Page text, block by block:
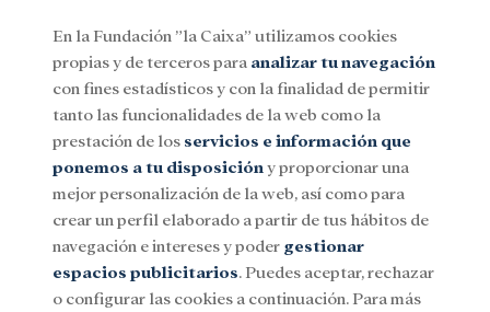
Menu
SocialInvestigación y becasCultura
Cine
En la Fundación ”la Caixa” utilizamos cookies
propias y de terceros para analizar tu navegación
con fines estadísticos y con la finalidad de permitir
tanto las funcionalidades de la web como la
prestación de los servicios e información que
ponemos a tu disposición y proporcionar una
mejor personalización de la web, así como para
crear un perfil elaborado a partir de tus hábitos de
navegación e intereses y poder gestionar
espacios publicitarios. Puedes aceptar, rechazar
o configurar las cookies a continuación. Para más